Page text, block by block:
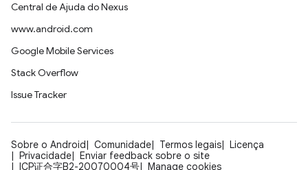
Central de Ajuda do Nexus
www.android.com
Google Mobile Services
Stack Overflow
Issue Tracker
Sobre o Android Comunidade Termos legais
Licença
Privacidade
Enviar feedback sobre o site
ICP证合字B2-20070004号
Manage cookies